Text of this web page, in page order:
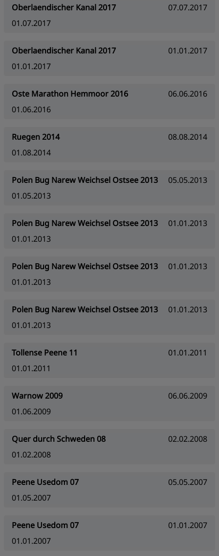
Oberlaendischer Kanal 2017
07.07.2017
01.07.2017
Oberlaendischer Kanal 2017
01.01.2017
01.01.2017
Oste Marathon Hemmoor 2016
06.06.2016
01.06.2016
Ruegen 2014
08.08.2014
01.08.2014
Polen Bug Narew Weichsel Ostsee 2013
05.05.2013
01.05.2013
Polen Bug Narew Weichsel Ostsee 2013
01.01.2013
01.01.2013
Polen Bug Narew Weichsel Ostsee 2013
01.01.2013
01.01.2013
Polen Bug Narew Weichsel Ostsee 2013
01.01.2013
01.01.2013
Tollense Peene 11
01.01.2011
01.01.2011
Warnow 2009
06.06.2009
01.06.2009
Quer durch Schweden 08
02.02.2008
01.02.2008
Peene Usedom 07
05.05.2007
01.05.2007
Peene Usedom 07
01.01.2007
01.01.2007